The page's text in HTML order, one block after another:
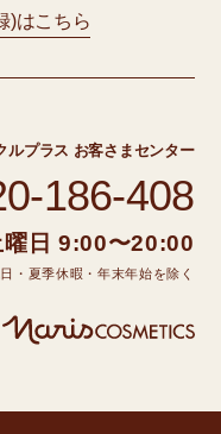
)はこちら
ルプラス お客さまセンター
186-408
曜日 9:00〜20:00
・夏季休暇・年末年始を除く